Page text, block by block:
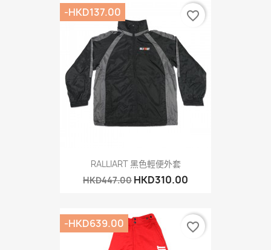
RALLIART 黑色輕便外套
HKD447.00 HKD310.00
-HKD137.00 favorite_border
-HKD639.00 favorite_border